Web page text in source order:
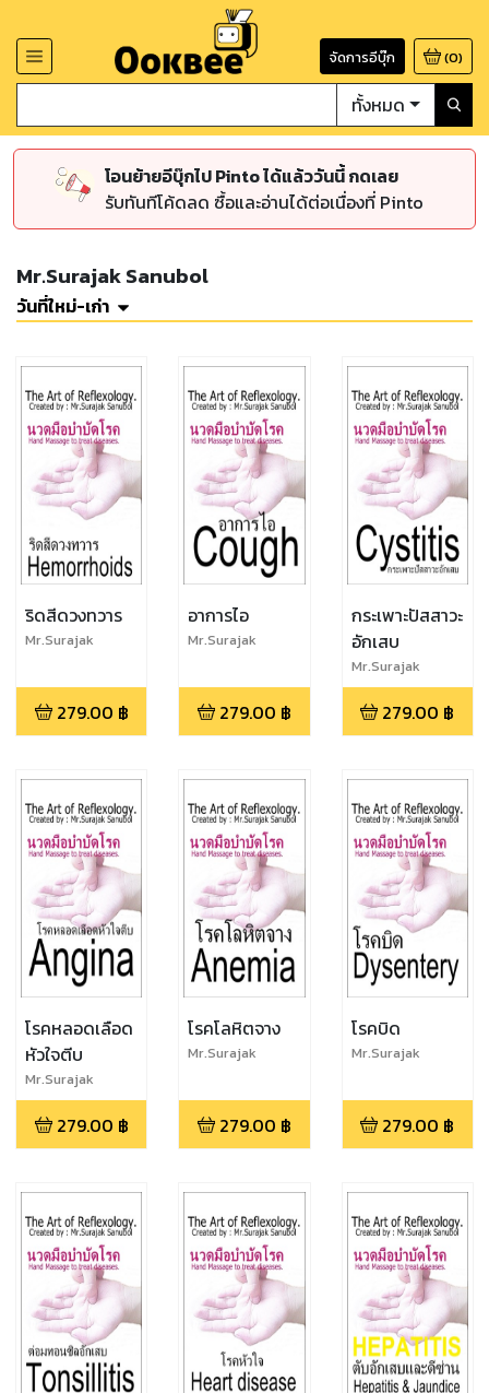
จัดการอีบุ๊ก (0)
ทั้งหมด
โอนย้ายอีบุ๊กไป Pinto ได้แล้ววันนี้ กดเลย
รับทันทีโค้ดลด ซื้อและอ่านได้ต่อเนื่องที่ Pinto
Mr.Surajak Sanubol
วันที่ใหม่-เก่า
ริดสีดวงทวาร
Mr.Surajak
279.00 ฿
อาการไอ
Mr.Surajak
279.00 ฿
กระเพาะปัสสาวะ
อักเสบ
Mr.Surajak
Sanubol
279.00 ฿
โรคหลอดเลือด
หัวใจตีบ
Mr.Surajak
Sanubol
279.00 ฿
โรคโลหิตจาง
Mr.Surajak
279.00 ฿
โรคบิด
Mr.Surajak
279.00 ฿